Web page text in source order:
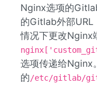
Nginx选项的
的Gitlab外部URL
情况下更改Nginx
选项传递给Nginx
的/etc/gitlab/